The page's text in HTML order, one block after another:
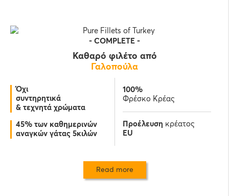
- COMPLETE -
Καθαρό φιλέτο από
Γαλοπούλα
Όχι
συντηρητικά
& τεχνητά χρώματα
45% των καθημερινών
αναγκών γάτας 5κιλών
100%
Φρέσκο Κρέας
Προέλευση κρέατος
EU
Read more